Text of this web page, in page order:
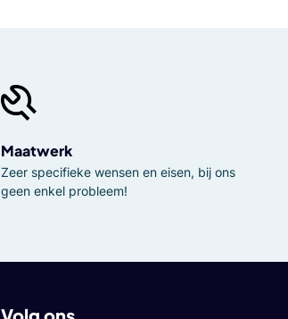
Maatwerk
Zeer specifieke wensen en eisen, bij ons
geen enkel probleem!